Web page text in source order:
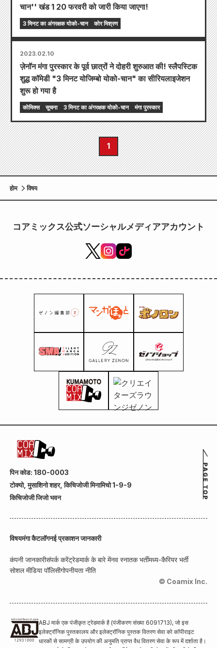
चान'' खंड 1 20 फरवरी को जारी किया जाएगा!
3 मिनट का अंगरक्षक योको-चान कोर मिश्रण
2023.02.10
ज़ेनॉन मंगा पुरस्कार के पूर्व छात्रों ने दोहरी शुरुआत की! स्लैपस्टिक
शुद्ध कॉमेडी "3 मिनट योजिम्बो योको-चान" का सीरियलाइजेशन
शुरू हो गया है
कोमिक्स सूचना 3 मिनट का अंगरक्षक योको-चान मंगा पुरस्कार
1
होम विषय
コアミックス公式ソーシャルメディアアカウント
पिन कोड: 180-0003
टोक्यो, मुसाशिनो शहर, किचिजोजी मिनामिचो 1-9-9
किचिजोजी जिजो भवन
विषयमंगा कैटलॉगनई प्रकाशन जानकारी
कंपनी जानकारीसंपर्क करेंट्रेडमार्क के बारे मेंनव स्नातक भर्तीमध्य-कैरियर भर्ती
सोशल मीडिया पॉलिसीगोपनीयता नीति
© Coamix Inc.
ABJ मार्क एक पंजीकृत ट्रेडमार्क है (पंजीकरण संख्या 6091713), जो इस
इलेक्ट्रॉनिक पुस्तकालय और इलेक्ट्रॉनिक पुस्तक वितरण सेवा को कॉपीराइट
धारकों से सामग्री के उपयोग की अनुमति प्राप्त वैध वितरण सेवा के रूप में दर्शाता है।